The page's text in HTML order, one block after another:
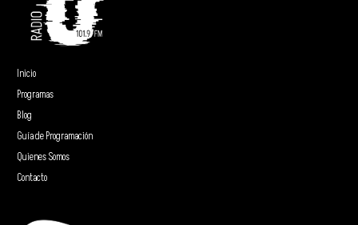
Inicio
Programas
Blog
Guía de Programación
Quienes Somos
Contacto